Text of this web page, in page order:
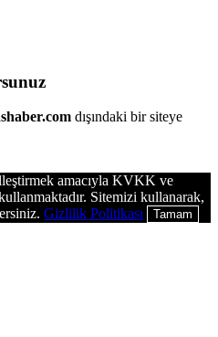
dışındaki bir siteye
amacıyla KVKK ve
Sitemizi kullanarak,
Gizlilik Politikası Tamam